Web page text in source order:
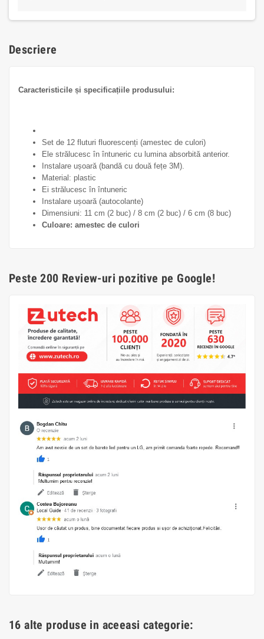
Descriere
Caracteristicile și specificațiile produsului:
Set de 12 fluturi fluorescenți (amestec de culori)
Ele strălucesc în întuneric cu lumina absorbită anterior.
Instalare ușoară (bandă cu două fețe 3M).
Material: plastic
Ei strălucesc în întuneric
Instalare ușoară (autocolante)
Dimensiuni: 11 cm (2 buc) / 8 cm (2 buc) / 6 cm (8 buc)
Culoare: amestec de culori
Peste 200 Review-uri pozitive pe Google!
16 alte produse in aceeasi categorie: